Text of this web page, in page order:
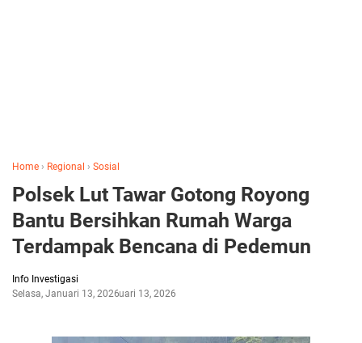
Home › Regional › Sosial
Polsek Lut Tawar Gotong Royong
Bantu Bersihkan Rumah Warga
Terdampak Bencana di Pedemun
Info Investigasi
Selasa, Januari 13, 2026Januari 13, 2026